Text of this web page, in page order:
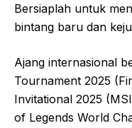
Bersiaplah untuk
bintang baru dan
Ajang internasional
Tournament 2025
Invitational 2025
of Legends World